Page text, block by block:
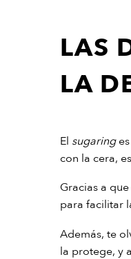
LAS
LA
El sugaringes
con la cera,
Gracias a
para facilitar
Además, te
la protege, y a